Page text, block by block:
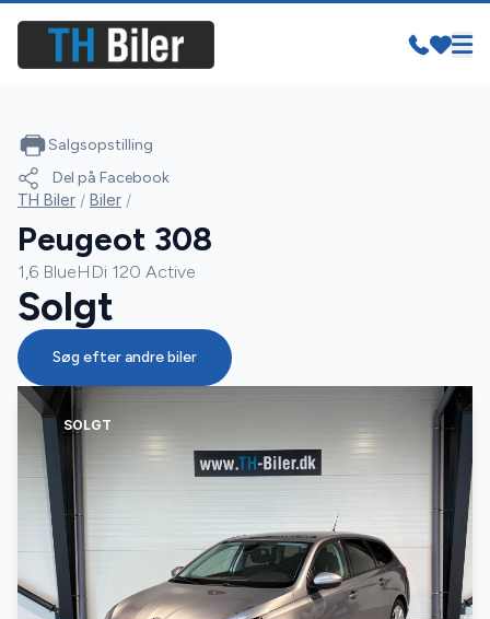
SOLGT
Salgsopstilling
Del på Facebook
TH Biler / Biler /
Peugeot 308
1,6 BlueHDi 120 Active
Solgt
Søg efter andre biler